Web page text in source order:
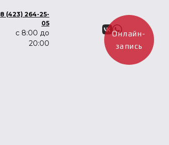
8 (423) 264-25-
05
с 8:00 до
20:00
Онлайн-
запись